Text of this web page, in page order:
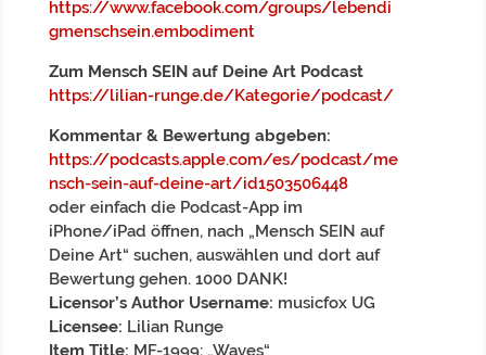
https://www.facebook.com/groups/lebendi
gmenschsein.embodiment
Zum Mensch SEIN auf Deine Art Podcast
https://lilian-runge.de/Kategorie/podcast/
Kommentar & Bewertung abgeben:
https://podcasts.apple.com/es/podcast/me
nsch-sein-auf-deine-art/id1503506448
oder einfach die Podcast-App im
iPhone/iPad öffnen, nach „Mensch SEIN auf
Deine Art“ suchen, auswählen und dort auf
Bewertung gehen. 1000 DANK!
Licensor’s Author Username: musicfox UG
Licensee: Lilian Runge
Item Title: MF-1999: „Waves“